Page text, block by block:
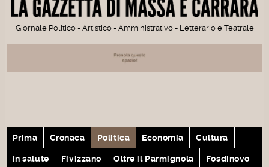
Giornale Politico - Artistico - Amministrativo - Letterario e Teatrale
Prima Cronaca Politica Economia Cultura
In salute Fivizzano Oltre il Parmignola Fosdinovo